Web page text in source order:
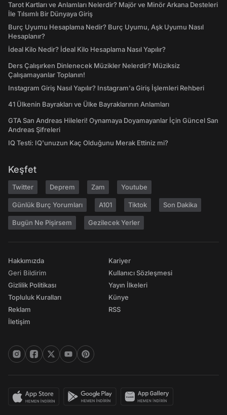
Tarot Kartları ve Anlamları Nelerdir? Majör ve Minör Arkana Desteleri
İle Tılsımlı Bir Dünyaya Giriş
Burç Uyumu Hesaplama Nedir? Burç Uyumu, Aşk Uyumu Nasıl
Hesaplanır?
İdeal Kilo Nedir? İdeal Kilo Hesaplama Nasıl Yapılır?
Ders Çalışırken Dinlenecek Müzikler Nelerdir? Müziksiz
Çalışamayanlar Toplanın!
Instagram Giriş Nasıl Yapılır? Instagram'a Giriş İşlemleri Rehberi
41 Ülkenin Bayrakları ve Ülke Bayraklarının Anlamları
GTA San Andreas Hileleri! Oynamaya Doyamayanlar İçin Güncel San
Andreas Şifreleri
IQ Testi: IQ'unuzun Kaç Olduğunu Merak Ettiniz mi?
Keşfet
Twitter Deprem Zam Youtube
Günlük Burç Yorumları A101 Tiktok Son Dakika
Bugün Ne Pişirsem Gezilecek Yerler
Hakkımızda
Geri Bildirim
Gizlilik Politikası
Topluluk Kuralları
Reklam
İletişim
Kariyer
Kullanıcı Sözleşmesi
Yayın İlkeleri
Künye
RSS